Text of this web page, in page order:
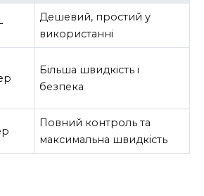
Дешевий, простий у
використанні
Більша швидкість і
безпека
Повний контроль та
максимальна швидкість